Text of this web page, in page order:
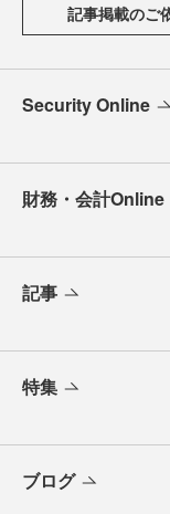
記事掲載のご
Security Online
財務・会計Online
記事
特集
ブログ